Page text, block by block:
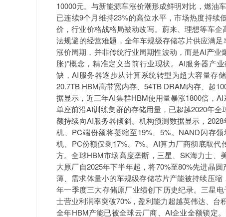
10000元。与新能源车涨价潮形成鲜明对比，燃油
已连续9个月维持23%的高位水平，市场热度持续
价，行业价格战格局被动改写。蔚来、理想等车
法规避的经营难题，全年车规级存储芯片供应满
涨价周期，并非传统行业周期性波动，而是AI产业
胀)”概念，精准定义当前行业现状。AI服务器产
缺，AI服务器逐步从计算系统转型为超大容量存
20.7TB HBM高带宽内存、54TB DRAM内存、超
据显示，近三年AI集群HBM使用量暴涨1800倍，
单座前沿AI训练集群的存储用量，已超越2020年
额持续向AI服务器倾斜。机构预测数据显示，
机、PC端份额将萎缩至19%、5%。NAND闪存
机、PC份额仅剩17%、7%。AI算力厂商彻底取
方。全球HBM市场高度垄断，三星、SK海力士、
大原厂自2025年下半年起，将70%至80%先进晶
薄、需求体量小的车规级存储芯片产能被持续压
年一季度三大存储原厂业绩创下历史纪录。三星
士营业利润率突破70%，盈利能力超越英伟达、台
全年HBM产能已被全球云厂商、AI企业全额锁定